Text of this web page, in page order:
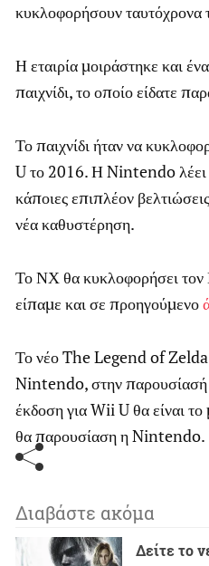
κυκλοφορήσουν ταυτόχρονα
Η εταιρία μοιράστηκε και
παιχνίδι, το οποίο είδατε
Το παιχνίδι ήταν να
U το 2016. Η Nintendo λέει
κάποιες επιπλέον
νέα καθυστέρηση.
Το ΝΧ θα κυκλοφορήσει
είπαμε και σε προηγούμενο
Το νέο The Legend of Zelda
Nintendo, στην παρουσίασή
έκδοση για Wii U θα είναι
θα παρουσίαση η Nintendo.
Διαβάστε ακόμα
Δείτε το